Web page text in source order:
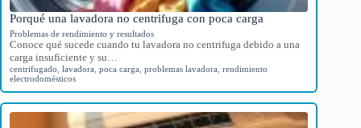
Porqué una lavadora no centrifuga con poca carga
Problemas de rendimiento y resultados
Conoce qué sucede cuando tu lavadora no centrifuga debido a una
carga insuficiente y su…
centrifugado lavadora poca carga problemas lavadora rendimiento
electrodomésticos